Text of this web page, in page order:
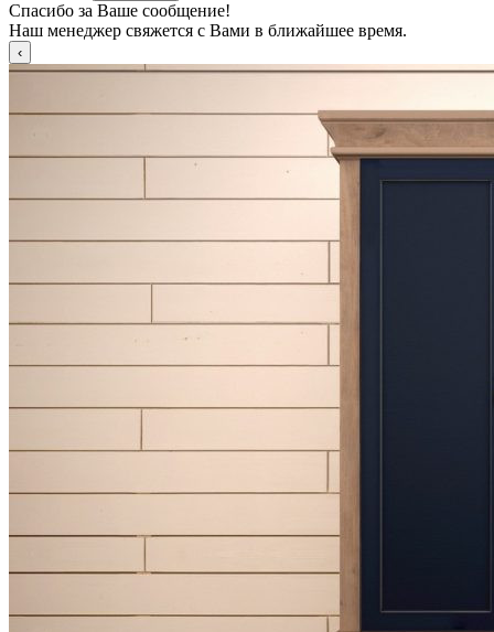
Спасибо за Ваше сообщение!
Наш менеджер свяжется с Вами в ближайшее время.